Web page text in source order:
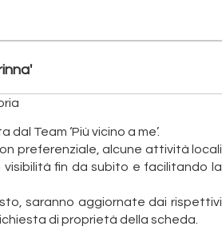
Team ‘Più vicino a me’.
preferenziale, alcune attività locali
fin da subito e facilitando la
saranno aggiornate dai rispettivi
di proprietà della scheda.